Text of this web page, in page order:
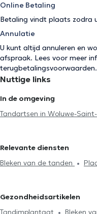
Online Betaling
Betaling vindt plaats zodra
Annulatie
U kunt altijd annuleren en
afspraak. Lees voor meer
terugbetalingsvoorwaarden.
Nuttige links
In de omgeving
Tandartsen in Woluwe-
Relevante diensten
Bleken van de tanden
Plaatsing kronen
Gezondheidsartikelen
Tandimplantaat
Bleken